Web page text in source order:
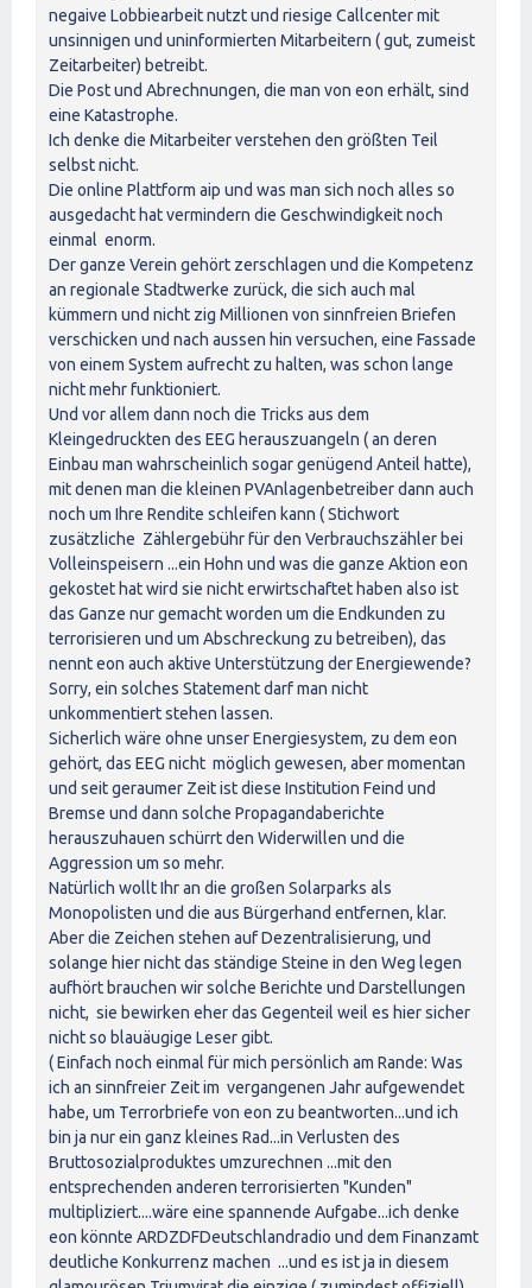
negaive Lobbiearbeit nutzt und riesige Callcenter mit
unsinnigen und uninformierten Mitarbeitern ( gut, zumeist
Zeitarbeiter) betreibt.
Die Post und Abrechnungen, die man von eon erhält, sind
eine Katastrophe.
Ich denke die Mitarbeiter verstehen den größten Teil
selbst nicht.
Die online Plattform aip und was man sich noch alles so
ausgedacht hat vermindern die Geschwindigkeit noch
einmal enorm.
Der ganze Verein gehört zerschlagen und die Kompetenz
an regionale Stadtwerke zurück, die sich auch mal
kümmern und nicht zig Millionen von sinnfreien Briefen
verschicken und nach aussen hin versuchen, eine Fassade
von einem System aufrecht zu halten, was schon lange
nicht mehr funktioniert.
Und vor allem dann noch die Tricks aus dem
Kleingedruckten des EEG herauszuangeln ( an deren
Einbau man wahrscheinlich sogar genügend Anteil hatte),
mit denen man die kleinen PVAnlagenbetreiber dann auch
noch um Ihre Rendite schleifen kann ( Stichwort
zusätzliche Zählergebühr für den Verbrauchszähler bei
Volleinspeisern ...ein Hohn und was die ganze Aktion eon
gekostet hat wird sie nicht erwirtschaftet haben also ist
das Ganze nur gemacht worden um die Endkunden zu
terrorisieren und um Abschreckung zu betreiben), das
nennt eon auch aktive Unterstützung der Energiewende?
Sorry, ein solches Statement darf man nicht
unkommentiert stehen lassen.
Sicherlich wäre ohne unser Energiesystem, zu dem eon
gehört, das EEG nicht möglich gewesen, aber momentan
und seit geraumer Zeit ist diese Institution Feind und
Bremse und dann solche Propagandaberichte
herauszuhauen schürrt den Widerwillen und die
Aggression um so mehr.
Natürlich wollt Ihr an die großen Solarparks als
Monopolisten und die aus Bürgerhand entfernen, klar.
Aber die Zeichen stehen auf Dezentralisierung, und
solange hier nicht das ständige Steine in den Weg legen
aufhört brauchen wir solche Berichte und Darstellungen
nicht, sie bewirken eher das Gegenteil weil es hier sicher
nicht so blauäugige Leser gibt.
( Einfach noch einmal für mich persönlich am Rande: Was
ich an sinnfreier Zeit im vergangenen Jahr aufgewendet
habe, um Terrorbriefe von eon zu beantworten...und ich
bin ja nur ein ganz kleines Rad...in Verlusten des
Bruttosozialproduktes umzurechnen ...mit den
entsprechenden anderen terrorisierten "Kunden"
multipliziert....wäre eine spannende Aufgabe...ich denke
eon könnte ARDZDFDeutschlandradio und dem Finanzamt
deutliche Konkurrenz machen ...und es ist ja in diesem